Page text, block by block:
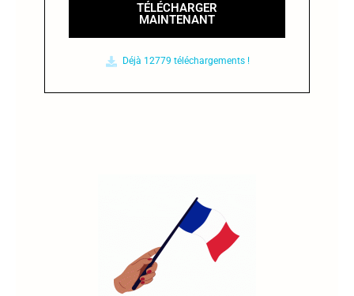
TÉLÉCHARGER
MAINTENANT
Déjà 12779 téléchargements​ !